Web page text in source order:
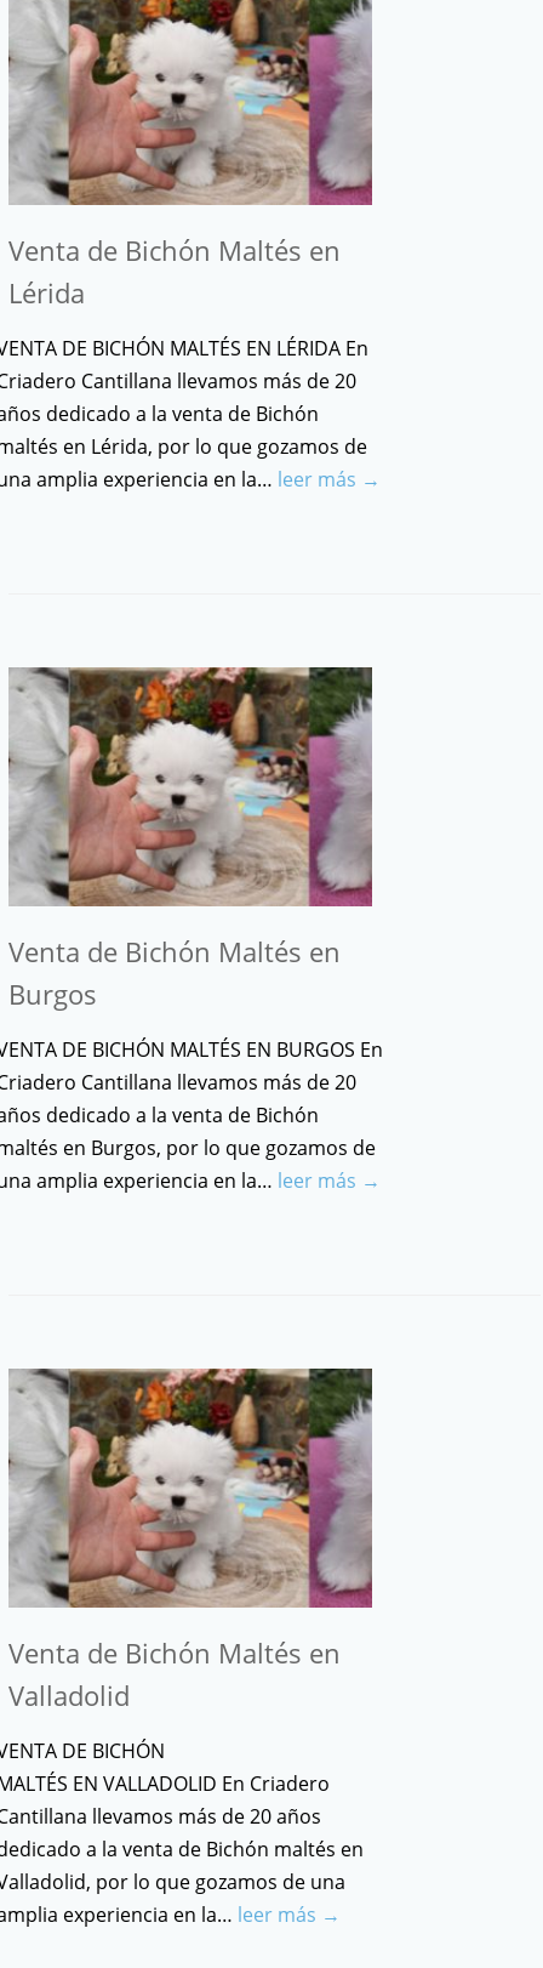
Venta de Bichón Maltés en
Lérida
DE BICHÓN MALTÉS EN LÉRIDA En
Cantillana llevamos más de 20
dedicado a la venta de Bichón
en Lérida, por lo que gozamos de
amplia experiencia en la… leer más →
Venta de Bichón Maltés en
Burgos
DE BICHÓN MALTÉS EN BURGOS En
Cantillana llevamos más de 20
dedicado a la venta de Bichón
en Burgos, por lo que gozamos de
amplia experiencia en la… leer más →
Venta de Bichón Maltés en
Valladolid
DE BICHÓN
EN VALLADOLID En Criadero
llevamos más de 20 años
a la venta de Bichón maltés en
por lo que gozamos de una
experiencia en la… leer más →